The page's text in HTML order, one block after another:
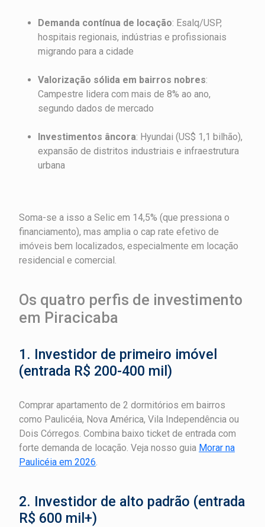
Demanda contínua de locação: Esalq/USP,
hospitais regionais, indústrias e profissionais
migrando para a cidade
Valorização sólida em bairros nobres:
Campestre lidera com mais de 8% ao ano,
segundo dados de mercado
Investimentos âncora: Hyundai (US$ 1,1 bilhão),
expansão de distritos industriais e infraestrutura
urbana
Soma-se a isso a Selic em 14,5% (que pressiona o
financiamento), mas amplia o cap rate efetivo de
imóveis bem localizados, especialmente em locação
residencial e comercial.
Os quatro perfis de investimento
em Piracicaba
1. Investidor de primeiro imóvel
(entrada R$ 200-400 mil)
Comprar apartamento de 2 dormitórios em bairros
como Paulicéia, Nova América, Vila Independência ou
Dois Córregos. Combina baixo ticket de entrada com
forte demanda de locação. Veja nosso guia Morar na
Paulicéia em 2026.
2. Investidor de alto padrão (entrada
R$ 600 mil+)